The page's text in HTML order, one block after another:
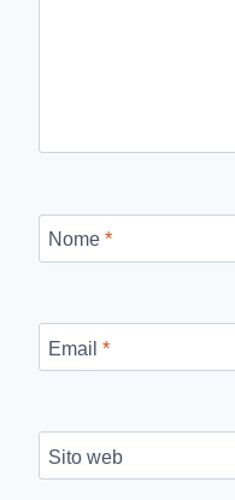
Nome *
Email *
Sito web